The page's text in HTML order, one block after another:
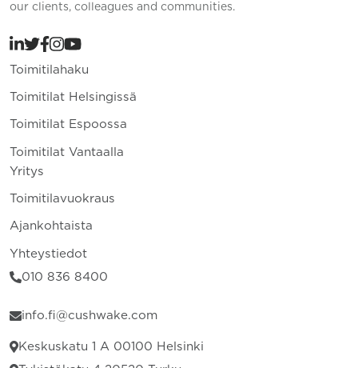
our clients, colleagues and communities.
Toimitilahaku
Toimitilat Helsingissä
Toimitilat Espoossa
Toimitilat Vantaalla
Yritys
Toimitilavuokraus
Ajankohtaista
Yhteystiedot
010 836 8400
info.fi@cushwake.com
Keskuskatu 1 A 00100 Helsinki